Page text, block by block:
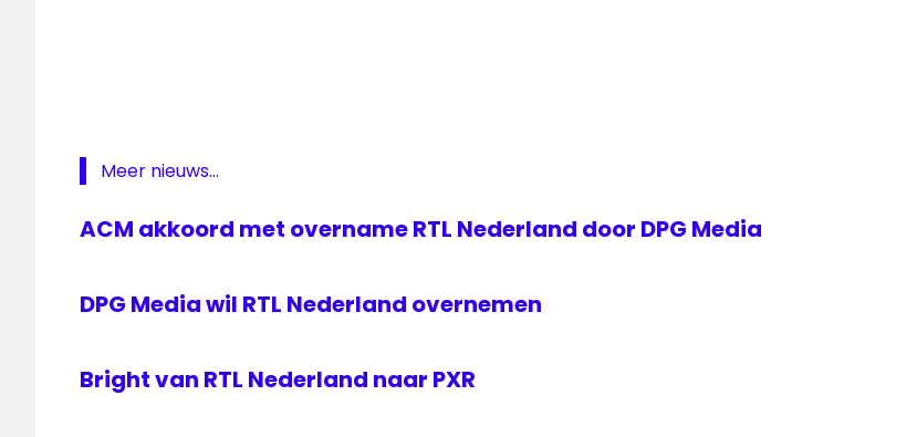
rtl
winst
Meer nieuws...
ACM akkoord met overname RTL Nederland door DPG Media
DPG Media wil RTL Nederland overnemen
Bright van RTL Nederland naar PXR